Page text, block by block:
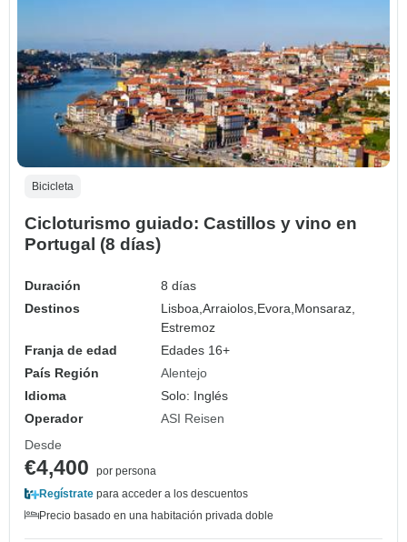
Bicicleta
Cicloturismo guiado: Castillos y vino en
Portugal (8 días)
Duración
8 días
Destinos
Lisboa,Arraiolos,Evora,Monsaraz,
Estremoz
Franja de edad
Edades 16+
País Región
Alentejo
Idioma
Solo: Inglés
Operador
ASI Reisen
Desde
€4,400
por persona
Regístrate para acceder a los descuentos
Precio basado en una habitación privada doble